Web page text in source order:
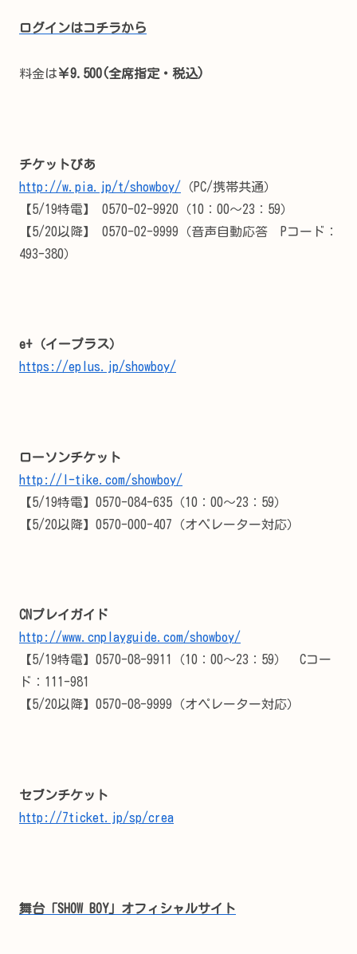
ログインはコチラから
料金は￥9.500(全席指定・税込)
チケットぴあ
http://w.pia.jp/t/showboy/ （PC/携帯共通）
【5/19特電】 0570-02-9920（10：00～23：59）
【5/20以降】 0570-02-9999（音声自動応答 Pコード：
493-380）
e+（イープラス）
https://eplus.jp/showboy/
ローソンチケット
http://l-tike.com/showboy/
【5/19特電】0570-084-635（10：00～23：59）
【5/20以降】0570-000-407（オペレーター対応）
CNプレイガイド
http://www.cnplayguide.com/showboy/
【5/19特電】0570-08-9911（10：00～23：59） Cコー
ド：111-981
【5/20以降】0570-08-9999（オペレーター対応）
セブンチケット
http://7ticket.jp/sp/crea
舞台「SHOW BOY」オフィシャルサイト